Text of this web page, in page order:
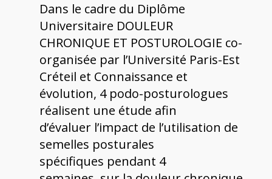
Dans le cadre du Diplôme
Universitaire DOULEUR
CHRONIQUE ET POSTUROLOGIE co-
organisée par l’Université Paris-Est
Créteil et Connaissance et
évolution, 4 podo-posturologues
réalisent une étude afin
d’évaluer l’impact de l’utilisation de
semelles posturales
spécifiques pendant 4